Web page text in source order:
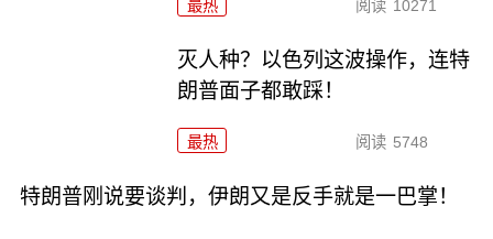
最热 阅读 10271
灭人种？以色列这波操作，连特
朗普面子都敢踩！
最热 阅读 5748
特朗普刚说要谈判，伊朗又是反手就是一巴掌！